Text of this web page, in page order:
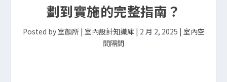
劃到實施的完整指南？
Posted by 室顏所 | 室內設計知識庫| 2 月 2, 2025 | 室內空
間隔間